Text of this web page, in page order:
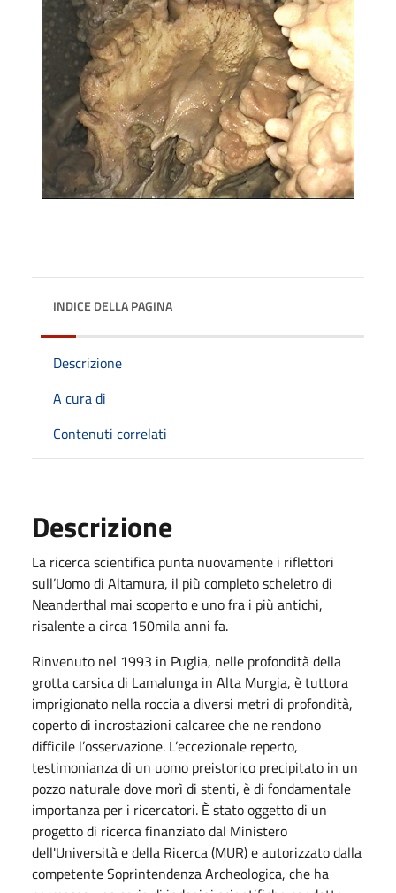
INDICE DELLA PAGINA
Descrizione
A cura di
Contenuti correlati
Descrizione
La ricerca scientifica punta nuovamente i riflettori
sull’Uomo di Altamura, il più completo scheletro di
Neanderthal mai scoperto e uno fra i più antichi,
risalente a circa 150mila anni fa.
Rinvenuto nel 1993 in Puglia, nelle profondità della
grotta carsica di Lamalunga in Alta Murgia, è tuttora
imprigionato nella roccia a diversi metri di profondità,
coperto di incrostazioni calcaree che ne rendono
difficile l’osservazione. L’eccezionale reperto,
testimonianza di un uomo preistorico precipitato in un
pozzo naturale dove morì di stenti, è di fondamentale
importanza per i ricercatori. È stato oggetto di un
progetto di ricerca finanziato dal Ministero
dell'Università e della Ricerca (MUR) e autorizzato dalla
competente Soprintendenza Archeologica, che ha